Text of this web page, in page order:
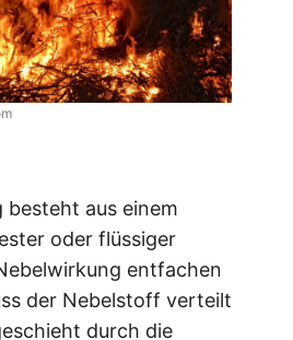
besteht aus einem
oder flüssiger
entfachen
der Nebelstoff verteilt
durch die